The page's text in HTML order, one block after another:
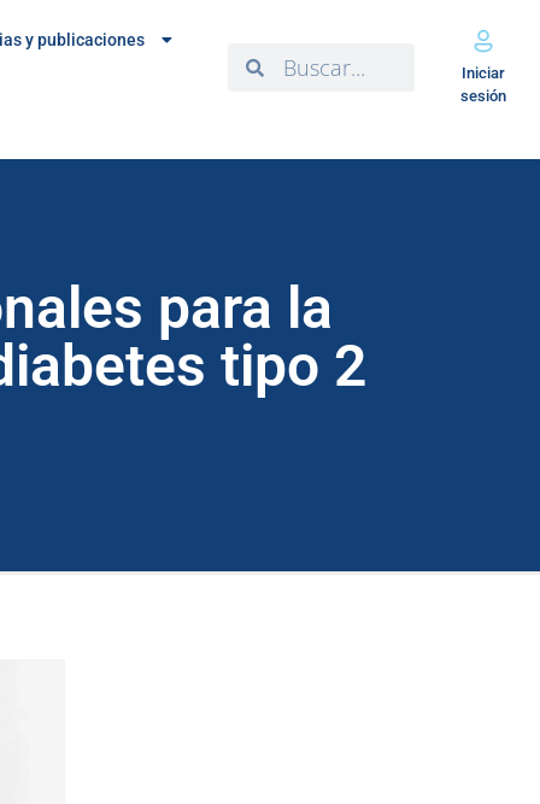
y publicaciones
Iniciar
sesión
para la
tipo 2